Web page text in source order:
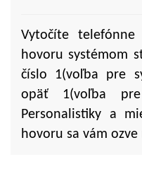
Vytočíte
hovoru systémom
číslo 1(voľba pre
opäť 1(voľba
Personalistiky a
hovoru sa vám